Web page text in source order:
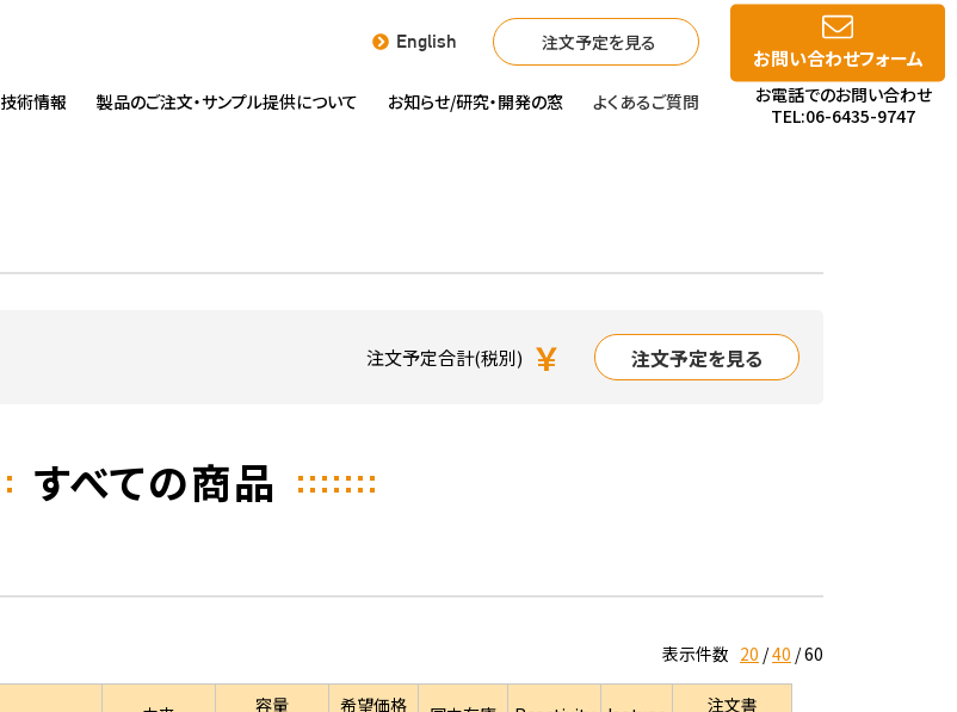
English 注文予定を見る
技術情報 製品のご注文・サンプル提供について お知らせ/研究・開発の窓 よくあるご質問
お問い合わせフォーム
お電話でのお問い合わせ
TEL:06-6435-9747
注文予定合計(税別) ￥ 注文予定を見る
すべての商品
表示件数 20 40 60
容量
希望価格
注文書